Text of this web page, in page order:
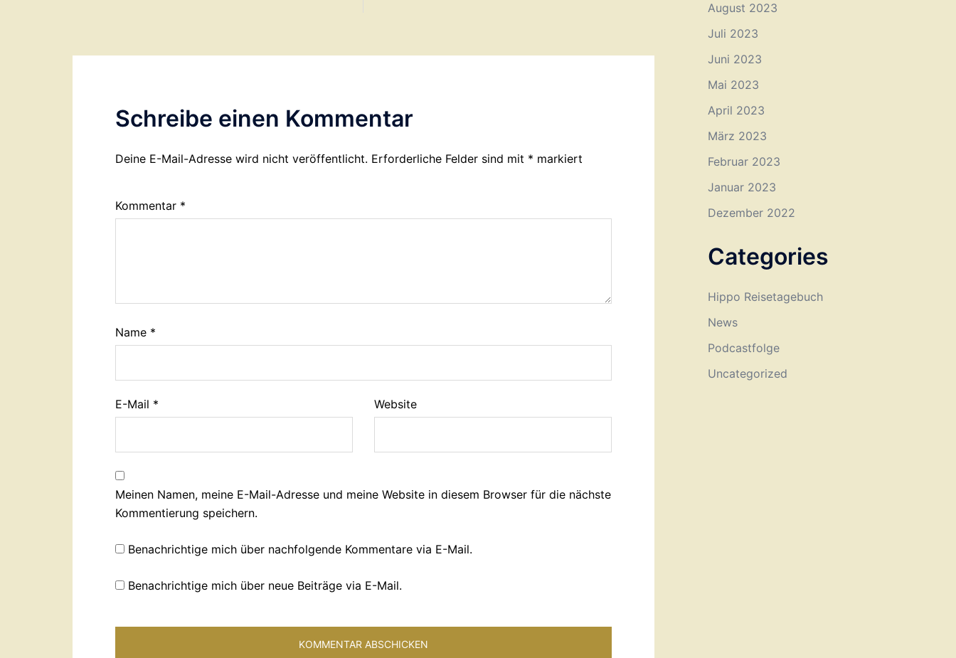
Schreibe einen Kommentar
Deine E-Mail-Adresse wird nicht veröffentlicht. Erforderliche Felder sind mit * markiert
Kommentar *
Name *
E-Mail * Website
Meinen Namen, meine E-Mail-Adresse und meine Website in diesem Browser für die nächste
Kommentierung speichern.
Benachrichtige mich über nachfolgende Kommentare via E-Mail.
Benachrichtige mich über neue Beiträge via E-Mail.
August 2023
Juli 2023
Juni 2023
Mai 2023
April 2023
März 2023
Februar 2023
Januar 2023
Dezember 2022
Categories
Hippo Reisetagebuch
News
Podcastfolge
Uncategorized